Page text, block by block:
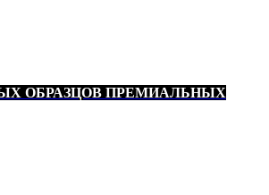
ОБРАЗЦОВ ПРЕМИАЛЬНЫХ